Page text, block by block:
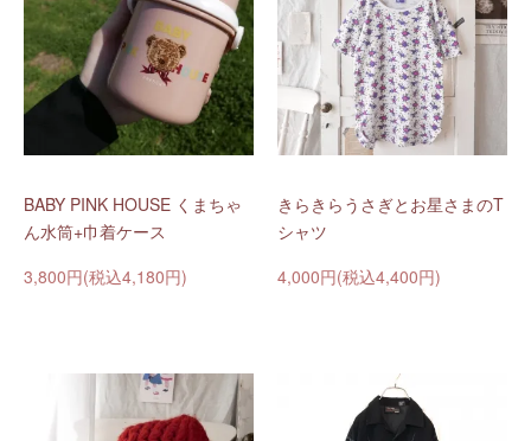
BABY PINK HOUSE くまちゃ
ん水筒+巾着ケース
3,800円(税込4,180円)
きらきらうさぎとお星さまのT
シャツ
4,000円(税込4,400円)